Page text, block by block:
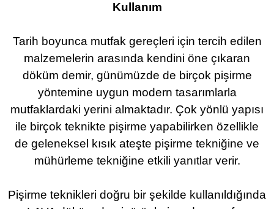
Kullanım
Tarih boyunca mutfak gereçleri için tercih edilen
malzemelerin arasında kendini öne çıkaran
döküm demir, günümüzde de birçok pişirme
yöntemine uygun modern tasarımlarla
mutfaklardaki yerini almaktadır. Çok yönlü yapısı
ile birçok teknikte pişirme yapabilirken özellikle
de geleneksel kısık ateşte pişirme tekniğine ve
mühürleme tekniğine etkili yanıtlar verir.
Pişirme teknikleri doğru bir şekilde kullanıldığında